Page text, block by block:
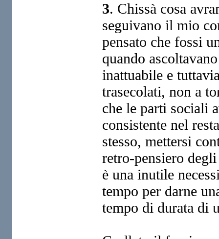
3. Chissà cosa
seguivano il mio
pensato che fossi
quando
inattuabile e
trasecolati, non a
che le parti sociali
consistente nel
stesso, mettersi
retro-pensiero
è una inutile
tempo per darne
tempo di durata di